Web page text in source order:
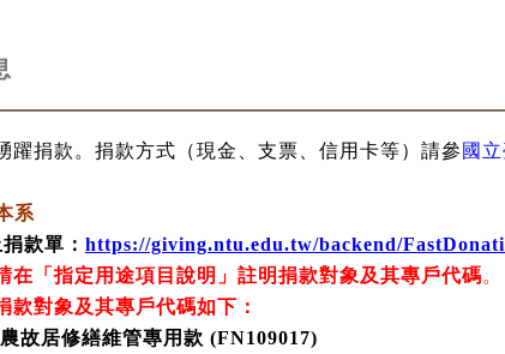
躍捐款。捐款方式（現金、支票、信用卡等）請參 國
系
款單： https://giving.ntu.edu.tw/backend/
在 「指定用途項目說明 」註明捐款對象及其專戶代碼。
款對象及其專戶代碼如下：
故居修繕維管專用款 (FN109017)